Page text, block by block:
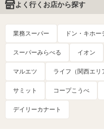
よく行くお店から探す
業務スーパー ドン・キホー
スーパーみらべる イオン
マルエツ ライフ（関西エリ
サミット コープこうべ
デイリーカナート